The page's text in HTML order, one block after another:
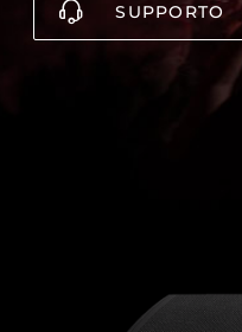
SUPPORTO